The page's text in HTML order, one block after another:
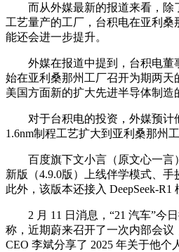
而从外媒最新的报道来看，除
工艺量产的工厂，台积电在亚利
能还会进一步提升。
外媒在报道中提到，台积电董
始在亚利桑那州工厂召开为期两
美国方面新的扩大先进半导体制造
对于台积电的投资，外媒预计
1.6nm制程工艺扩大到亚利桑那州
百度旗下文小言（原文心一言
新版（4.9.0版）上线伴学模式、手
此外，该版本还接入 DeepSeek-R1
2 月 11 日消息，“21 汽车”今日
称，近期蔚来召开了一次内部会议
CEO 李斌分享了 2025 年关于他个